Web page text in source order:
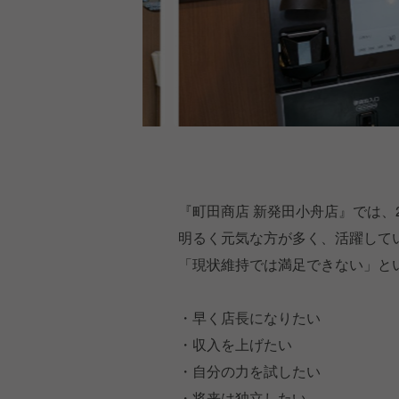
『町田商店 新発田小舟店』では
明るく元気な方が多く、活躍して
「現状維持では満足できない」
・早く店長になりたい
・収入を上げたい
・自分の力を試したい